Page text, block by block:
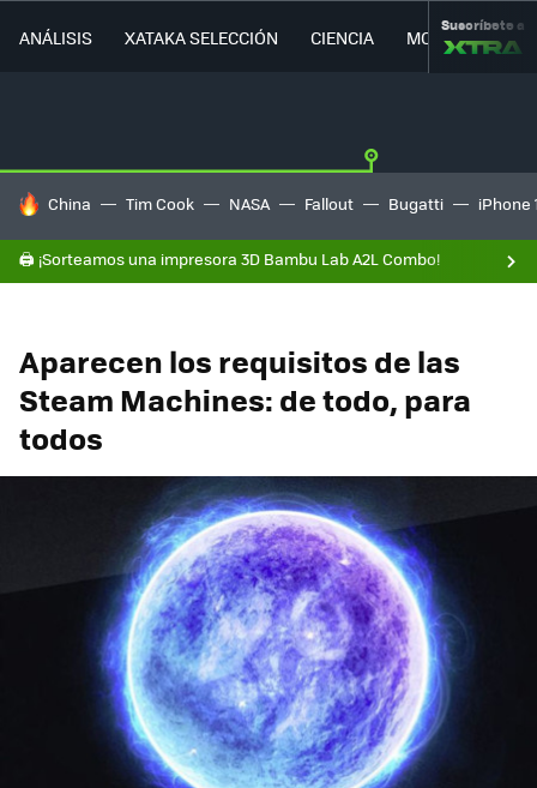
ANÁLISIS XATAKA SELECCIÓN CIENCIA MOVILIDAD
Suscríbete a
HOY SE HABLA DE
China Tim Cook NASA Fallout Bugatti iPhone
🖨️ ¡Sorteamos una impresora 3D Bambu Lab A2L Combo!
Aparecen los requisitos de las
Steam Machines: de todo, para
todos